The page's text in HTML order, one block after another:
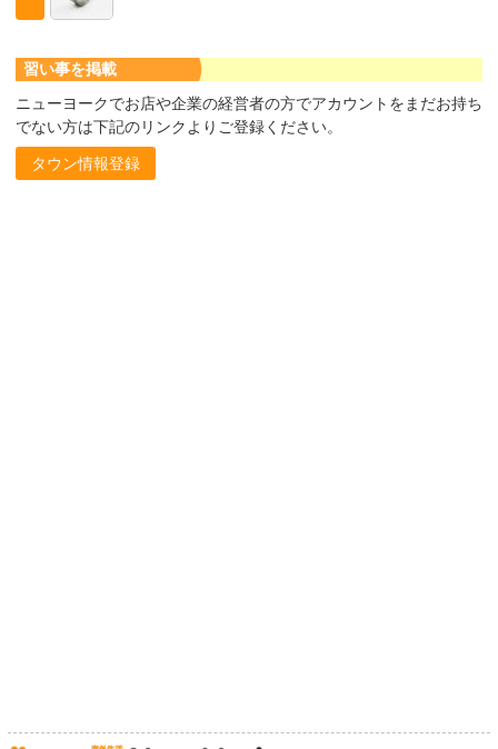
習い事を掲載
ニューヨークでお店や企業の経営者の方でアカウントをまだお持ち
でない方は下記のリンクよりご登録ください。
タウン情報登録